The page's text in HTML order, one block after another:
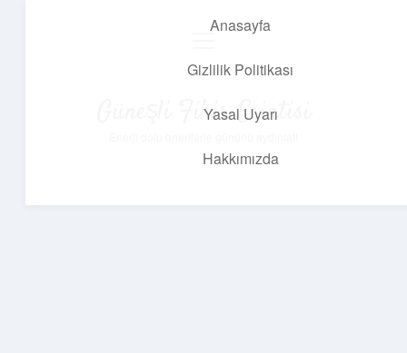
Anasayfa
Gizlilik Politikası
Yasal Uyarı
Hakkımızda
Güneşli Fikir Esintisi